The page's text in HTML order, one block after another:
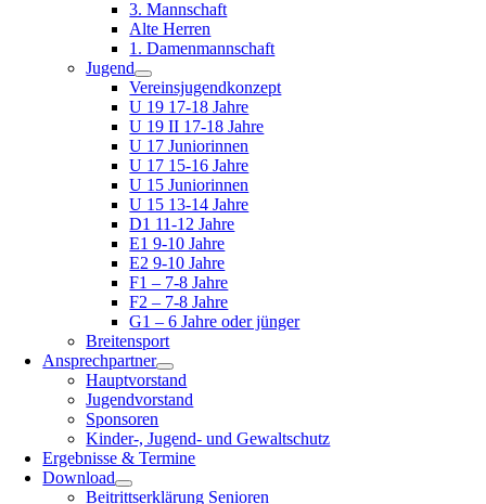
3. Mannschaft
Alte Herren
1. Damenmannschaft
Jugend
Vereinsjugendkonzept
U 19 17-18 Jahre
U 19 II 17-18 Jahre
U 17 Juniorinnen
U 17 15-16 Jahre
U 15 Juniorinnen
U 15 13-14 Jahre
D1 11-12 Jahre
E1 9-10 Jahre
E2 9-10 Jahre
F1 – 7-8 Jahre
F2 – 7-8 Jahre
G1 – 6 Jahre oder jünger
Breitensport
Ansprechpartner
Hauptvorstand
Jugendvorstand
Sponsoren
Kinder-, Jugend- und Gewaltschutz
Ergebnisse & Termine
Download
Beitrittserklärung Senioren